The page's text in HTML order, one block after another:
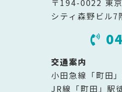
シティ森野ビル7
交通案内
小田急線「町田
JR線「町田」駅